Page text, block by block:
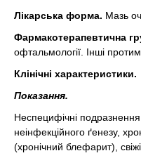
Лікарська форма. Мазь
Фармакотерапевтична
офтальмології. Інші
Клінічні характеристики.
Показання.
Неспецифічні
неінфекційного ґенезу,
(хронічний блефарит), свіжі